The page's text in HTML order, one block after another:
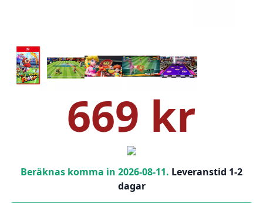
669 kr
Beräknas komma in 2026-08-11. Leveranstid 1-2
dagar